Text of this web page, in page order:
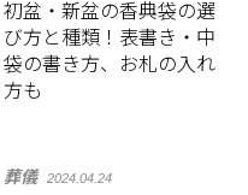
初盆・新盆の香典袋の選
び方と種類！表書き・中
袋の書き方、お札の入れ
方も
葬儀 2024.04.24